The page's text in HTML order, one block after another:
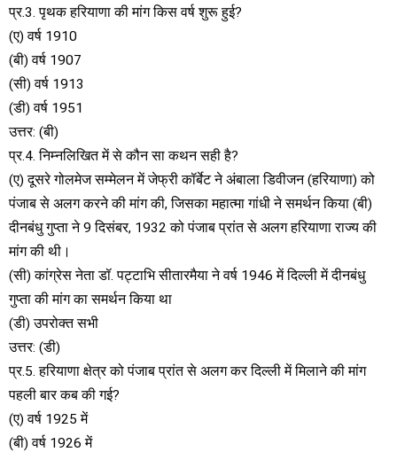
प्र.3. पृथक हरियाणा की मांग किस वर्ष शुरू हुई?
(ए) वर्ष 1910
(बी) वर्ष 1907
(सी) वर्ष 1913
(डी) वर्ष 1951
उत्तर: (बी)
प्र.4. निम्नलिखित में से कौन सा कथन सही है?
(ए) दूसरे गोलमेज सम्मेलन में जेफ्री कॉर्बेट ने अंबाला डिवीजन (हरियाणा) को
पंजाब से अलग करने की मांग की, जिसका महात्मा गांधी ने समर्थन किया (बी)
दीनबंधु गुप्ता ने 9 दिसंबर, 1932 को पंजाब प्रांत से अलग हरियाणा राज्य की
मांग की थी।
(सी) कांग्रेस नेता डॉ. पट्टाभि सीतारमैया ने वर्ष 1946 में दिल्ली में दीनबंधु
गुप्ता की मांग का समर्थन किया था
(डी) उपरोक्त सभी
उत्तर: (डी)
प्र.5. हरियाणा क्षेत्र को पंजाब प्रांत से अलग कर दिल्ली में मिलाने की मांग
पहली बार कब की गई?
(ए) वर्ष 1925 में
(बी) वर्ष 1926 में